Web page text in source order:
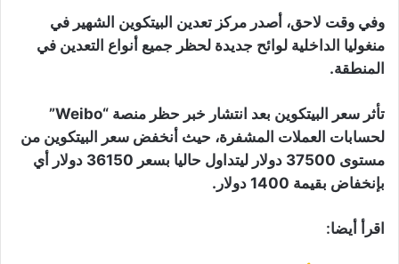
وفي وقت لاحق، أصدر مركز تعدين البيتكوين الشهير في
منغوليا الداخلية لوائح جديدة لحظر جميع أنواع التعدين في
المنطقة.
تأثر سعر البيتكوين بعد انتشار خبر حظر منصة “Weibo”
لحسابات العملات المشفرة، حيث أنخفض سعر البيتكوين من
مستوى 37500 دولار ليتداول حاليا بسعر 36150 دولار أي
بإنخفاض بقيمة 1400 دولار.
اقرأ أيضا: